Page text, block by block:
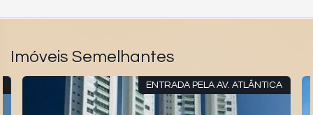
Imóveis Semelhantes
ENTRADA PELA AV. ATLÂNTICA